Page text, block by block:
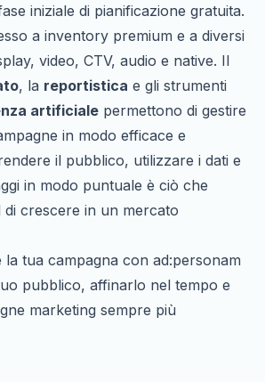
iniziale di pianificazione gratuita.
a inventory premium e a diversi
video, CTV, audio e native. Il
, la reportistica e gli strumenti
artificiale permettono di gestire
in modo efficace e
il pubblico, utilizzare i dati e
in modo puntuale è ciò che
di crescere in un mercato
la tua campagna con ad:personam
pubblico, affinarlo nel tempo e
marketing sempre più